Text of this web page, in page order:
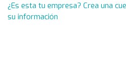
¿Es esta tu empresa? Crea una
su información